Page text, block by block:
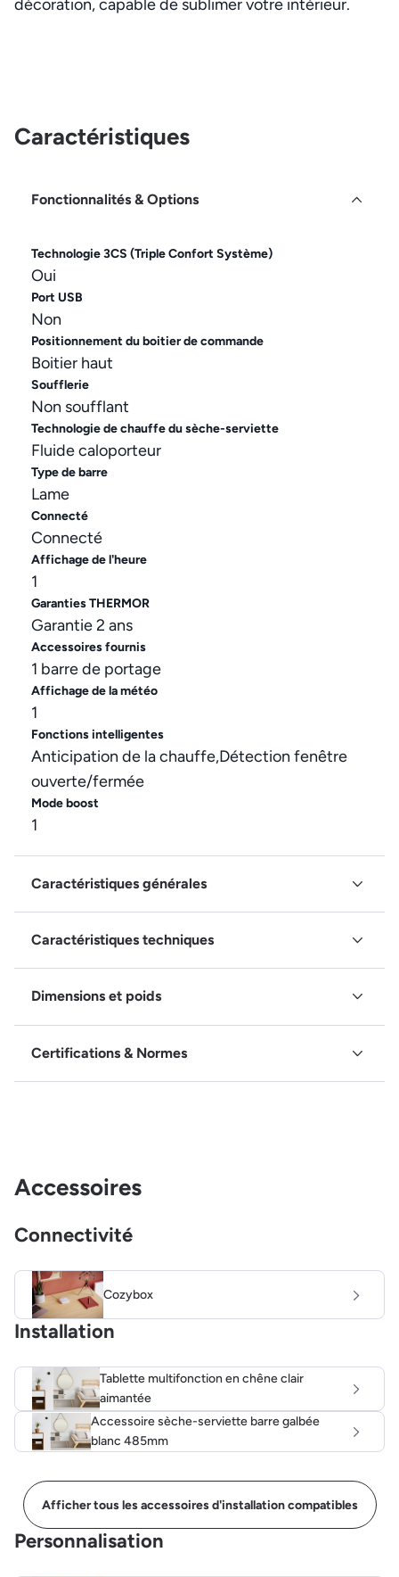
décoration, capable de sublimer votre intérieur.
Caractéristiques
Fonctionnalités & Options
Technologie 3CS (Triple Confort Système)
Oui
Port USB
Non
Positionnement du boitier de commande
Boitier haut
Soufflerie
Non soufflant
Technologie de chauffe du sèche-serviette
Fluide caloporteur
Type de barre
Lame
Connecté
Connecté
Affichage de l'heure
1
Garanties THERMOR
Garantie 2 ans
Accessoires fournis
1 barre de portage
Affichage de la météo
1
Fonctions intelligentes
Anticipation de la chauffe,Détection fenêtre
ouverte/fermée
Mode boost
1
Caractéristiques générales
Caractéristiques techniques
Dimensions et poids
Certifications & Normes
Accessoires
Connectivité
Cozybox
Installation
Tablette multifonction en chêne clair
aimantée
Accessoire sèche-serviette barre galbée
blanc 485mm
Afficher tous les accessoires d'installation compatibles
Personnalisation